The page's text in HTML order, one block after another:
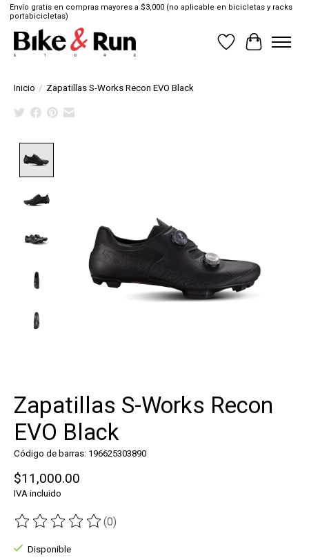
Envío gratis en compras mayores a $3,000 (no aplicable en bicicletas y racks
portabicicletas)
Lista de deseos
Cesta
Inicio / Zapatillas S-Works Recon EVO Black
Zapatillas S-Works Recon
EVO Black
Código de barras: 196625303890
$11,000.00
IVA incluido
The rating of this product is
(0)
Disponible